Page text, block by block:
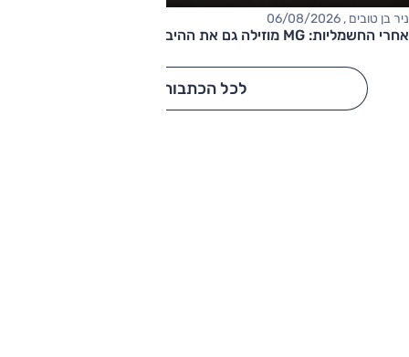
ניר בן טובים , 06/08/2026
אחרי החשמליות: MG מוזילה גם את ההיברידיות
לכל הכתבות